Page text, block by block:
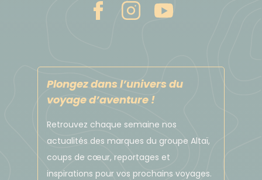
Plongez dans l’univers du
voyage d’aventure !
Retrouvez chaque semaine nos
actualités des marques du groupe Altaï,
coups de cœur, reportages et
inspirations pour vos prochains voyages.